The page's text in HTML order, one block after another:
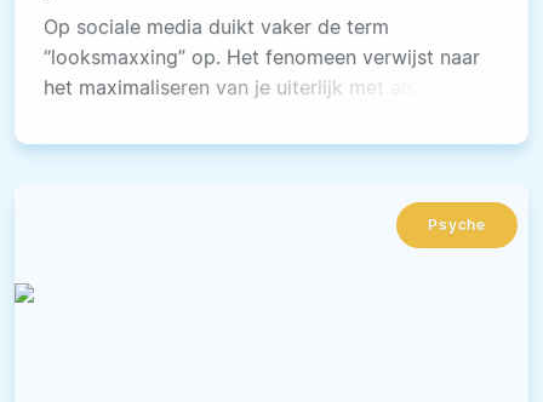
Op sociale media duikt vaker de term
“looksmaxxing” op. Het fenomeen verwijst naar
het maximaliseren van je uiterlijk met als doel
Psyche